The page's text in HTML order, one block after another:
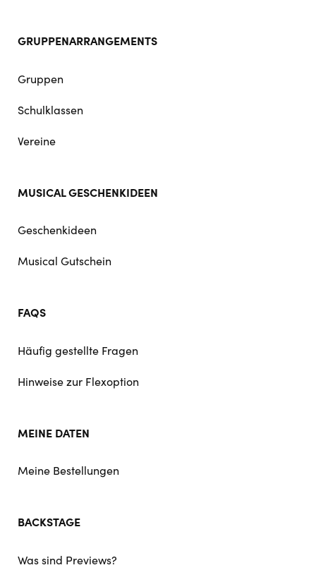
GRUPPENARRANGEMENTS
Gruppen
Schulklassen
Vereine
MUSICAL GESCHENKIDEEN
Geschenkideen
Musical Gutschein
FAQS
Häufig gestellte Fragen
Hinweise zur Flexoption
MEINE DATEN
Meine Bestellungen
BACKSTAGE
Was sind Previews?